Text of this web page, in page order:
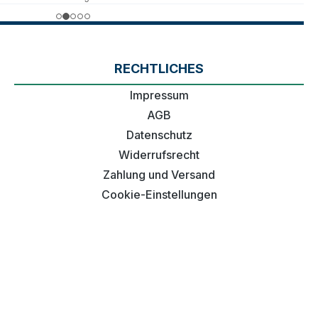
RECHTLICHES
Impressum
AGB
Datenschutz
Widerrufsrecht
Zahlung und Versand
Cookie-Einstellungen